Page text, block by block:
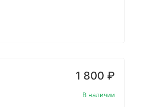
1 800 ₽
В наличии